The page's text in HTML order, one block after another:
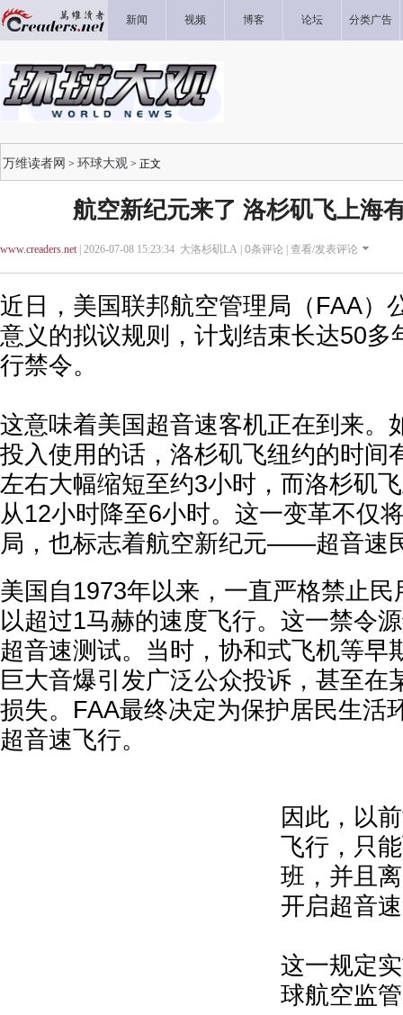
新闻 视频 博客 论坛 分类广告
万维读者网 > 环球大观 > 正文
航空新纪元来了 洛杉矶飞上海
www.creaders.net| 2026-07-08 15:23:34 大洛杉矶LA | 0条评论 | 查看/发表评论
近日，美国联邦航空管理局（FAA）
意义的拟议规则，计划结束长达50多
行禁令。
这意味着美国超音速客机正在到来。
投入使用的话，洛杉矶飞纽约的时间
左右大幅缩短至约3小时，而洛杉矶
从12小时降至6小时。这一变革不仅
局，也标志着航空新纪元——超音速
美国自1973年以来，一直严格禁止
以超过1马赫的速度飞行。这一禁令
超音速测试。当时，协和式飞机等早
巨大音爆引发广泛公众投诉，甚至在
损失。FAA最终决定为保护居民生活
超音速飞行。
因此，以
飞行，只
班，并且
开启超音
这一规定
球航空监